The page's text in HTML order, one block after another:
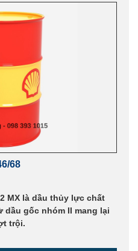
68
MX là dầu thủy lực chất
gốc nhóm II mang lại
trội.